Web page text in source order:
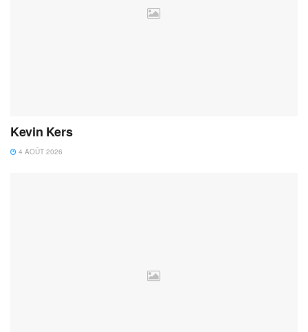
Kevin Kers
4 AOÛT 2026